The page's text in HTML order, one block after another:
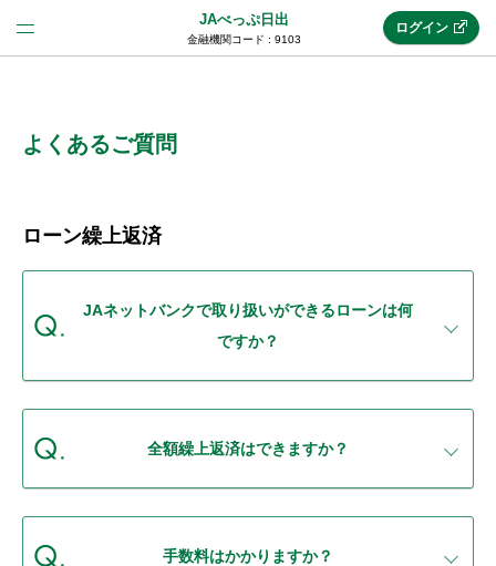
JAべっぷ日出
金融機関コード : 9103
(法人JAネットバンク)
JAネットバンクトップ
機能・サービス
セキュリティ
ログイン
よくあるご質問
ローン繰上返済
JAネットバンクで取り扱いができるローンは何
ですか？
全額繰上返済はできますか？
手数料はかかりますか？